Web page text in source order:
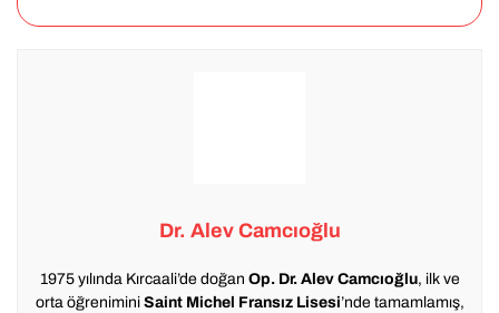
Dr. Alev Camcıoğlu
1975 yılında Kırcaali’de doğan Op. Dr. Alev Camcıoğlu, ilk ve
orta öğrenimini Saint Michel Fransız Lisesi’nde tamamlamış,